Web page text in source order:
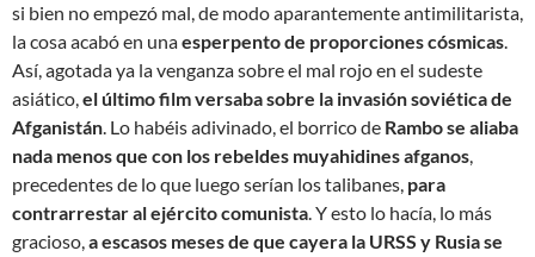
si bien no empezó mal, de modo aparantemente antimilitarista,
la cosa acabó en unaesperpento de proporciones cósmicas.
Así, agotada ya la venganza sobre el mal rojo en el sudeste
asiático,el último film versaba sobre la invasión soviética de
Afganistán. Lo habéis adivinado, el borrico de Rambo se aliaba
nada menos que con los rebeldes muyahidines afganos,
precedentes de lo que luego serían los talibanes, para
contrarrestar al ejército comunista. Y esto lo hacía, lo más
gracioso,a escasos meses de que cayera la URSS y Rusia se